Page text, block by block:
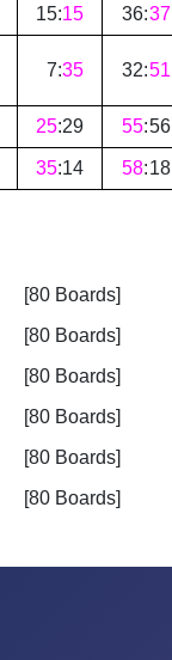
15:15 36:37
7:35 32:51
25:29 55:56
35:14 58:18
[80 Boards]
[80 Boards]
[80 Boards]
[80 Boards]
[80 Boards]
[80 Boards]